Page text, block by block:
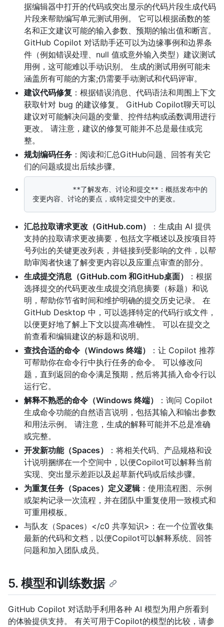
据编辑器中打开的代码或突出显示的代码片段生成代码
片段来帮助编写单元测试用例。 它可以根据函数的签
名和正文建议可能的输入参数、预期的输出值和断言。
GitHub Copilot 对话助手还可以为边缘事例和边界条
件（例如错误处理、null 值或意外输入类型）建议测试
用例，这可能难以手动识别。 生成的测试用例可能未
涵盖所有可能的方案;仍需要手动测试和代码评审。
建议代码修复 ：根据错误消息、代码语法和周围上下文
获取针对 bug 的建议修复。 GitHub Copilot聊天可以
建议对可能解决问题的变量、控件结构或函数调用进行
更改。 请注意，建议的修复可能并不总是最佳或完
整。
规划编码任务 ：阅读和汇总GitHub问题、回答有关它
们的问题或提出后续步骤。
汇总拉取请求更改（GitHub.com）
：生成由 AI 提供
支持的拉取请求更改摘要，包括文字概述以及按项目符
号列出的关键更改列表，并链接到受影响的文件，以帮
助审阅者快速了解变更内容以及应重点审查的部分。
生成提交消息（GitHub.com 和GitHub桌面）
：根据
选择提交的代码更改生成提交消息摘要（标题）和说
明，帮助你节省时间和维护明确的提交历史记录。 在
GitHub Desktop 中，可以选择特定的代码行或文件，
以便更好地了解上下文以提高准确性。 可以在提交之
前查看和编辑建议的标题和说明。
查找合适的命令（Windows 终端）
：让 Copilot 推荐
可帮助你在命令行中执行任务的命令。 可以修改问
题，直到返回的命令满足预期，然后将其插入命令行以
运行它。
解释不熟悉的命令（Windows 终端）
：询问 Copilot
生成命令功能的自然语言说明，包括其输入和输出参数
和用法示例。 请注意，生成的解释可能并不总是准确
或完整。
开发新功能（Spaces）
：将相关代码、产品规格和设
计说明捆绑在一个空间中，以便Copilot可以解释当前
实现、突出显示差距以及起草新代码或后续步骤。
为重复任务（Spaces）定义逻辑：使用流程图、示例
或架构记录一次流程，并在团队中重复使用一致模式和
可重用模板。
与队友（Spaces）</c0 共享知识>：在一个位置收集
最新的代码和文档，以便Copilot可以解释系统、回答
问题和加入团队成员。
5. 模型和训练数据
GitHub Copilot 对话助手利用各种 AI 模型为用户所看到
的体验提供支持。 有关可用于Copilot的模型的比较，请参